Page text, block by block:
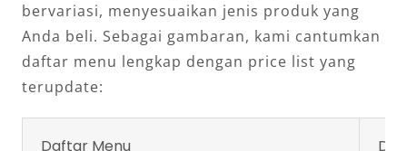
bervariasi, menyesuaikan jenis produk yang
Anda beli. Sebagai gambaran, kami cantumkan
daftar menu lengkap dengan price list yang
terupdate:
Daftar Menu